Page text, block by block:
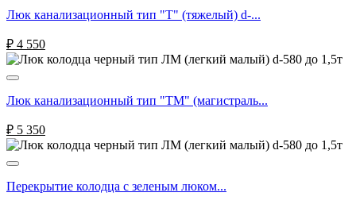
Люк канализационный тип "Т" (тяжелый) d-...
₽ 4 550
Люк канализационный тип "ТМ" (магистраль...
₽ 5 350
Перекрытие колодца с зеленым люком...